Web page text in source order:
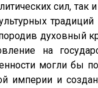
сил, так
духовный
на
могли бы
империи и